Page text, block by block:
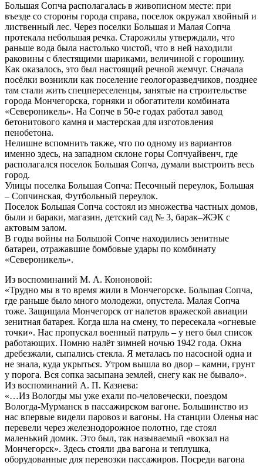
Большая Сопча располагалась в живописном месте: при
въезде со стороны города справа, поселок окружал хвойный и
лиственный лес. Через поселки Большая и Малая Сопча
протекала небольшая речка. Старожилы утверждали, что
раньше вода была настолько чистой, что в ней находили
раковины с блестящими шариками, величиной с горошину.
Как оказалось, это был настоящий речной жемчуг. Сначала
посёлки возникли как поселение геологоразведчиков, позднее
там стали жить спецпереселенцы, занятые на строительстве
города Мончегорска, горняки и обогатители комбината
«Североникель». На Сопче в 50-е годах работал завод
бетонитового камня и мастерская для изготовления
пенобетона.
Нелишне вспомнить также, что по одному из вариантов
именно здесь, на западном склоне горы Сопчуайвенч, где
располагался поселок Большая Сопча, думали выстроить весь
город.
Улицы поселка Большая Сопча: Песочный переулок, Большая
– Сопчинская, Футбольный переулок.
Поселок Большая Сопча состоял из множества частных домов,
были и бараки, магазин, детский сад № 3, барак–ЖЭК с
актовым залом.
В годы войны на Большой Сопче находились зенитные
батареи, отражавшие бомбовые удары по комбинату
«Североникель».
Из воспоминаний М. А. Кононовой:
«Трудно мы в то время жили в Мончегорске. Большая Сопча,
где раньше было много молодежи, опустела. Малая Сопча
тоже. Защищала Мончегорск от налетов вражеской авиации
зенитная батарея. Когда шла на смену, то пересекала «огневые
точки». Нас пропускал военный патруль – у него был список
работающих. Помню налёт зимней ночью 1942 года. Окна
дребезжали, сыпались стекла. Я металась по насосной одна и
не знала, куда укрыться. Утром вышла во двор – камни, грунт
у порога. Вся сопка засыпана землей, снегу как не бывало».
Из воспоминаний А. П. Казиева:
«…Из Вологды мы уже ехали по-человечески, поездом
Вологда-Мурманск в пассажирском вагоне. Большинство из
нас впервые видели паровоз и вагоны. На станции Оленья нас
перевели через железнодорожное полотно, где стоял
маленький домик. Это был, так называемый «вокзал на
Мончегорск». Здесь стояли два вагона и теплушка,
оборудованные для перевозки пассажиров. Посреди вагона